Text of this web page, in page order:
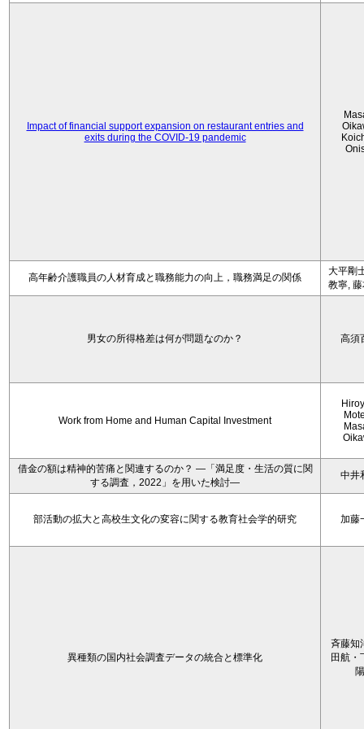
Impact of financial support expansion on restaurant entries and
exits during the COVID-19 pandemic
高年齢介護職員の人材育成と職務能力の向上，職務満足の関係
大平剛
教寧,
男女の所得格差は何が問題なのか？ 高須
Work from Home and Human Capital Investment
借金の額は精神的苦痛と関連するのか？ ―「満足度・生活の質に関
する調査，2022」を用いた検討―
中井
部活動の拡大と高校生文化の変容に関する教育社会学的研究 加藤
異種類の国内社会調査データの統合と標準化
斉藤知
田航・
陽